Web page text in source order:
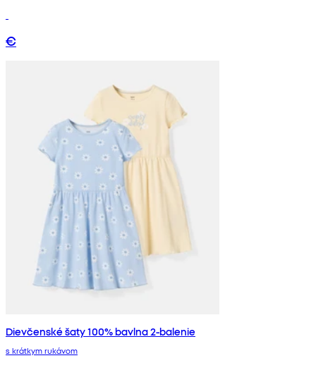
€
Dievčenské šaty 100% bavlna 2-balenie
s krátkym rukávom